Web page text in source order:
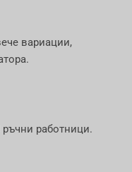
вариации,
работници.